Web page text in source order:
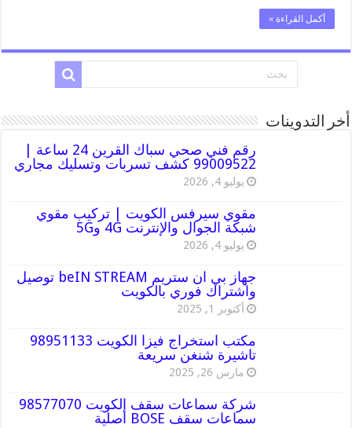
أكمل القراءة »
أخر التدوينات
رقم فني صحي سباك القرين 24 ساعة |
99009522 كشف تسربات وتسليك مجاري
يوليو 4, 2026
مقوي سيرفس الكويت | تركيب مقوي
شبكة الجوال والإنترنت 4G و5G
يوليو 4, 2026
جهاز بي ان ستريم beIN STREAM توصيل
واشتراك فوري بالكويت
أكتوبر 1, 2025
مكتب استخراج فيزا الكويت 98951133
تاشيرة شنغن سريعة
مارس 26, 2025
شركة سماعات سقف الكويت 98577070
سماعات سقف BOSE أصلية